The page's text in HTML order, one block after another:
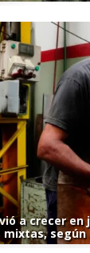
a crecer en
según